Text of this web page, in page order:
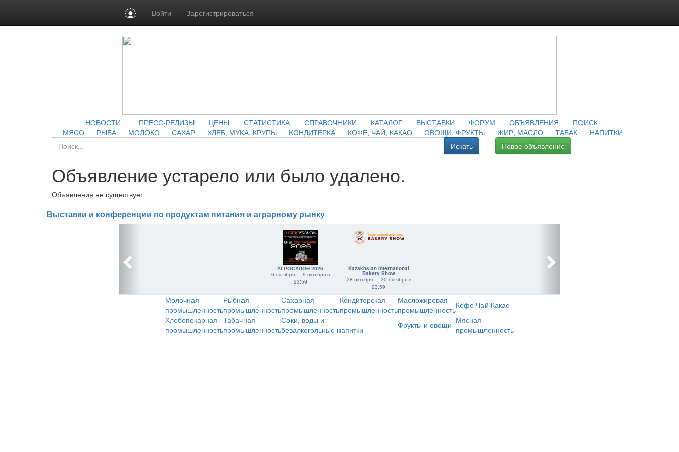
Войти Зарегистрироваться
НОВОСТИ ПРЕСС-РЕЛИЗЫ ЦЕНЫ СТАТИСТИКА СПРАВОЧНИКИ КАТАЛОГ ВЫСТАВКИ ФОРУМ ОБЪЯВЛЕНИЯ
ПОИСК
МЯСО
РЫБА МОЛОКО САХАР ХЛЕБ, МУКА, КРУПЫ КОНДИТЕРКА КОФЕ, ЧАЙ, КАКАО ОВОЩИ, ФРУКТЫ ЖИР, МАСЛО ТАБАК
НАПИТКИ
Искать
Новое объявление
Объявление устарело или было удалено.
Объявления не существует
Выставки и конференции по продуктам питания и аграрному рынку
АГРОСАЛОН 2026
6 октября — 9 октября в
23:59
Kazakhstan International
Bakery Show
28 октября — 30 октября в
23:59
Молочная
промышленность
Рыбная
промышленность
Сахарная
промышленность
Кондитерская
промышленность
Масложировая
промышленностьКофе Чай Какао
Хлебопекарная
промышленность
Табачная
промышленность
Соки, воды и
безалкогольные напитки
Фрукты и овощи Мясная
промышленность